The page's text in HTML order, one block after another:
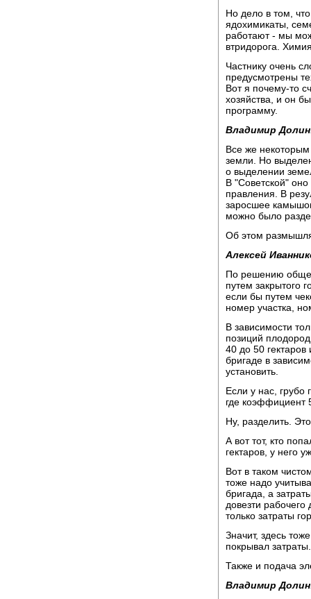
Но дело в том,
ядохимикаты,
работают - мы
втридорога.
Частнику очень
предусмотрены
Вот я почему-то
хозяйства, и он
программу.
Владимир
Все же
земли. Но
о выделении
В "Советской"
правления. В
заросшее
можно было
Об этом
Алексей
По решению
путем закрытого
если бы путем
номер участка,
В зависимости
позиций
40 до 50
бригаде в
установить.
Если у нас, грубо
где коэффициент
Ну, разделить.
А вот тот, кто
гектаров, у него
Вот в таком
тоже надо
бригада, а
довезти
только затраты
Значит, здесь
покрывал затраты.
Также и подача
Владимир